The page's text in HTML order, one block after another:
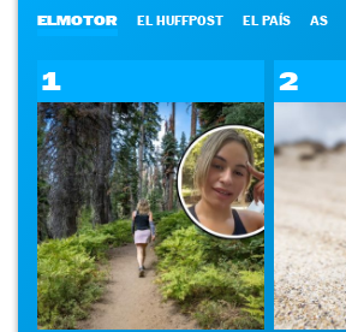
ELMOTOR EL HUFFPOST EL PAÍS AS
1 2